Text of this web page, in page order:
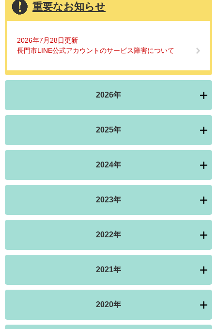
重要なお知らせ
2026年7月28日更新
長門市LINE公式アカウントのサービス障害について
2026年
2025年
2024年
2023年
2022年
2021年
2020年